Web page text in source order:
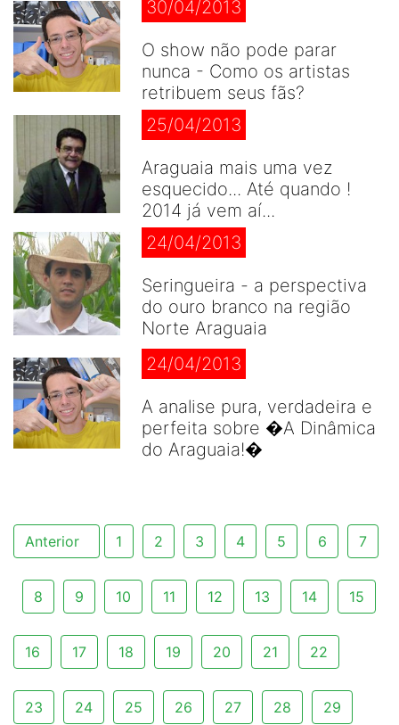
30/04/2013
O show não pode parar
nunca - Como os artistas
retribuem seus fãs?
25/04/2013
Araguaia mais uma vez
esquecido... Até quando !
2014 já vem aí...
24/04/2013
Seringueira - a perspectiva
do ouro branco na região
Norte Araguaia
24/04/2013
A analise pura, verdadeira e
perfeita sobre �A Dinâmica
do Araguaia!�
Anterior 1 2 3 4 5 6 7
8 9 10 11 12 13 14 15
16 17 18 19 20 21 22
23 24 25 26 27 28 29